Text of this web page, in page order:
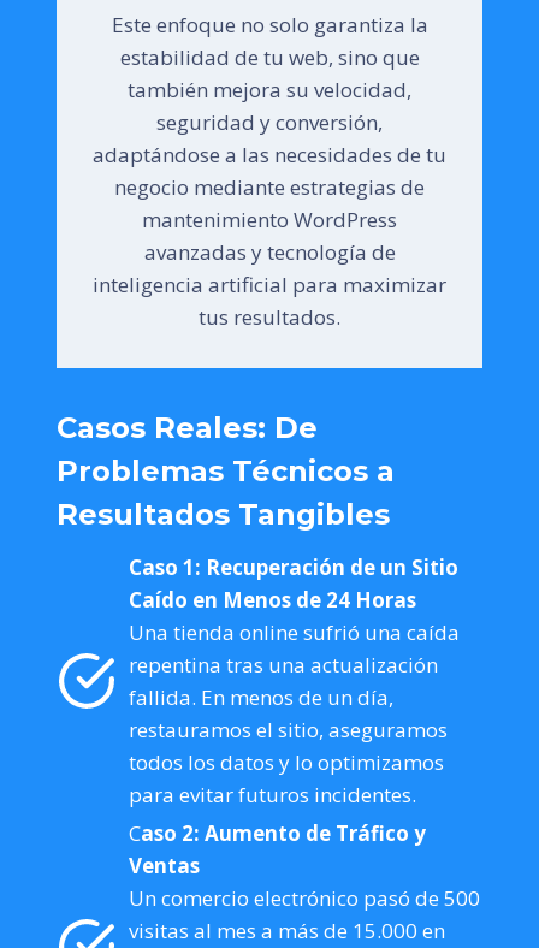
Este enfoque no solo garantiza la
estabilidad de tu web, sino que
también mejora su velocidad,
seguridad y conversión,
adaptándose a las necesidades de tu
negocio mediante estrategias de
mantenimiento WordPress
avanzadas y tecnología de
inteligencia artificial para maximizar
tus resultados.
Casos Reales: De
Problemas Técnicos a
Resultados Tangibles
Caso 1: Recuperación de un Sitio
Caído en Menos de 24 Horas
Una tienda online sufrió una caída
repentina tras una actualización
fallida. En menos de un día,
restauramos el sitio, aseguramos
todos los datos y lo optimizamos
para evitar futuros incidentes.
Caso 2: Aumento de Tráfico y
Ventas
Un comercio electrónico pasó de 500
visitas al mes a más de 15.000 en